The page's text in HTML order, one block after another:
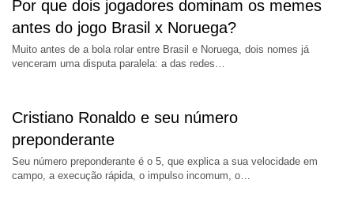
Por que dois jogadores dominam os memes
antes do jogo Brasil x Noruega?
Muito antes de a bola rolar entre Brasil e Noruega, dois nomes já
venceram uma disputa paralela: a das redes…
Cristiano Ronaldo e seu número
preponderante
Seu número preponderante é o 5, que explica a sua velocidade em
campo, a execução rápida, o impulso incomum, o…